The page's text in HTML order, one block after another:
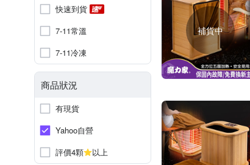
快速到貨
7-11常溫
7-11冷凍
商品狀況
有現貨
Yahoo自營
評價4顆
以上
補貨中